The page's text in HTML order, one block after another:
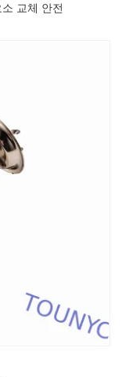
교체 안전